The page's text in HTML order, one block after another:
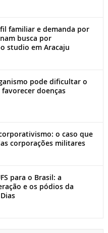
familiar e demanda por
busca por
studio em Aracaju
pode dificultar o
doenças
o caso que
corporações militares
para o Brasil: a
e os pódios da